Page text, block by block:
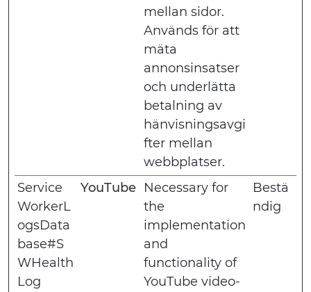
mellan sidor.
Används för att
mäta
annonsinsatser
och underlätta
betalning av
hänvisningsavgi
fter mellan
webbplatser.
Service
WorkerL
ogsData
base#S
WHealth
Log
YouTube Necessary for
the
implementation
and
functionality of
YouTube video-
Bestä
ndig